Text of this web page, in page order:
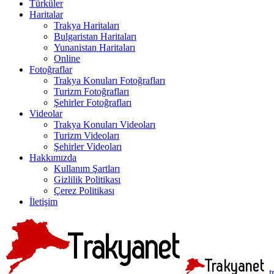
Türküler
Haritalar
Trakya Haritaları
Bulgaristan Haritaları
Yunanistan Haritaları
Online
Fotoğraflar
Trakya Konuları Fotoğrafları
Turizm Fotoğrafları
Şehirler Fotoğrafları
Videolar
Trakya Konuları Videoları
Turizm Videoları
Şehirler Videoları
Hakkımızda
Kullanım Şartları
Gizlilik Politikası
Çerez Politikası
İletişim